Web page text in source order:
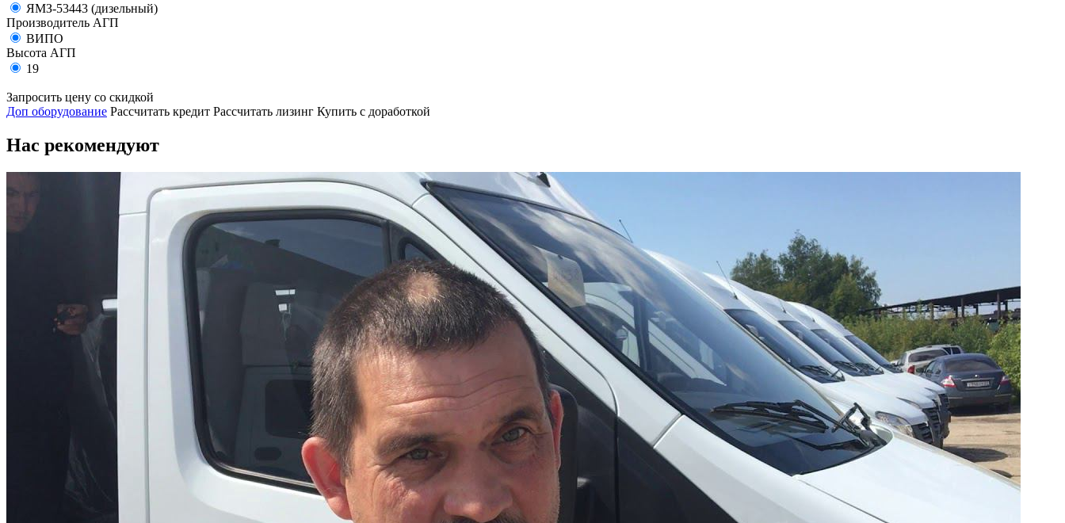
ЯМЗ-53443 (дизельный)
Производитель АГП
ВИПО
Высота АГП
19
Запросить цену со скидкой
Доп оборудование Рассчитать кредит Рассчитать лизинг Купить с доработкой
Нас рекомендуют